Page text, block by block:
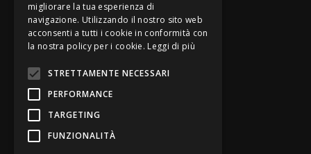
Be Bankers è ideato da
migliorare la tua esperienza di
navigazione. Utilizzando il nostro sito web
acconsenti a tutti i cookie in conformità con
la nostra policy per i cookie. Leggi di più
STRETTAMENTE NECESSARI
PERFORMANCE
TARGETING
FUNZIONALITÀ